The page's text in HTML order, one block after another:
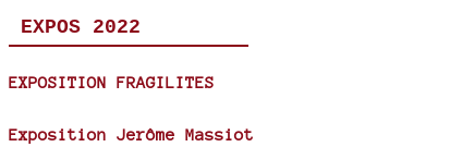
EXPOS 2022
EXPOSITION FRAGILITES
Exposition Jerôme Massiot